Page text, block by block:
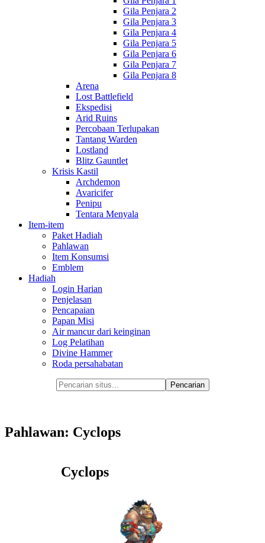
Gila Penjara 2
Gila Penjara 3
Gila Penjara 4
Gila Penjara 5
Gila Penjara 6
Gila Penjara 7
Gila Penjara 8
Arena
Lost Battlefield
Ekspedisi
Arid Ruins
Percobaan Terlupakan
Tantang Warden
Lostland
Blitz Gauntlet
Krisis Kastil
Archdemon
Avaricifer
Penipu
Tentara Menyala
Item-item
Paket Hadiah
Pahlawan
Item Konsumsi
Emblem
Hadiah
Login Harian
Penjelasan
Pencapaian
Papan Misi
Air mancur dari keinginan
Log Pelatihan
Divine Hammer
Roda persahabatan
Pahlawan: Cyclops
Cyclops